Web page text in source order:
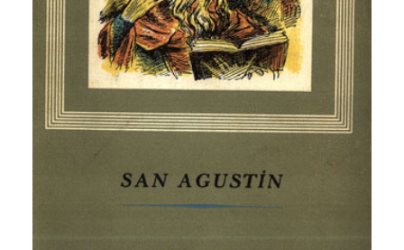
AUTORES DESTACADOS
GLOSARIO
LOGIN / REGISTER